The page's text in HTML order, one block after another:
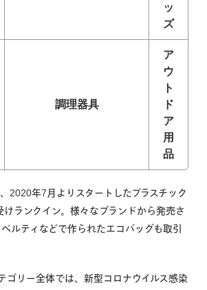
ッ
ズ
調理器具
ア
ウ
ト
ド
ア
用
品
2020年7月よりスタートしたプラスチック
ランクイン。様々なブランドから発売さ
ルティなどで作られたエコバッグも取引
ゴリー全体では、新型コロナウイルス感染